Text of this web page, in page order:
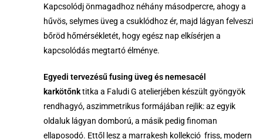
Kapcsolódj önmagadhoz néhány másodpercre, ahogy a
hűvös, selymes üveg a csuklódhoz ér, majd lágyan felveszi
bőröd hőmérsékletét, hogy egész nap elkísérjen a
kapcsolódás megtartó élménye.
Egyedi tervezésű fusing üveg és nemesacél
karkötőnktitka a Faludi G atelierjében készült gyöngyök
rendhagyó, aszimmetrikus formájában rejlik: az egyik
oldaluk lágyan domború, a másik pedig finoman
ellaposodó. Ettől lesz a marrakesh kollekció friss, modern